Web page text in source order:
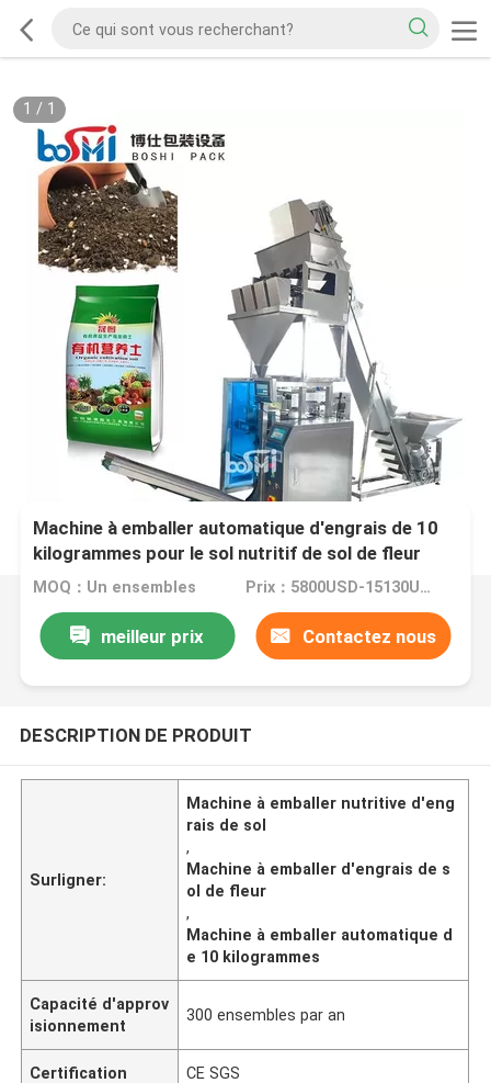
1 / 1
Machine à emballer automatique d'engrais de 10
kilogrammes pour le sol nutritif de sol de fleur
MOQ：Un ensembles Prix：5800USD-15130USD per set
meilleur prix Contactez nous
DESCRIPTION DE PRODUIT
Surligner:
Machine à emballer nutritive d'eng
rais de sol
,
Machine à emballer d'engrais de s
ol de fleur
,
Machine à emballer automatique d
e 10 kilogrammes
Capacité d'approv
isionnement
300 ensembles par an
Certification CE SGS